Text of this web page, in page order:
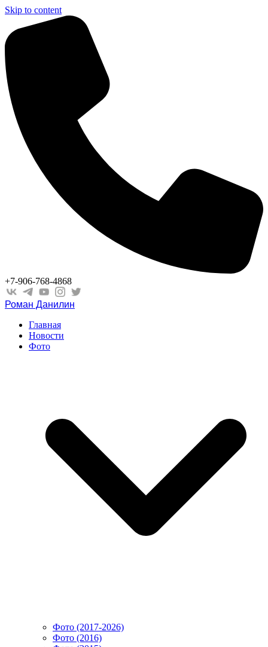
Skip to content
+7-906-768-4868
Роман Данилин
Главная
Новости
Фото
Фото (2017-2026)
Фото (2016)